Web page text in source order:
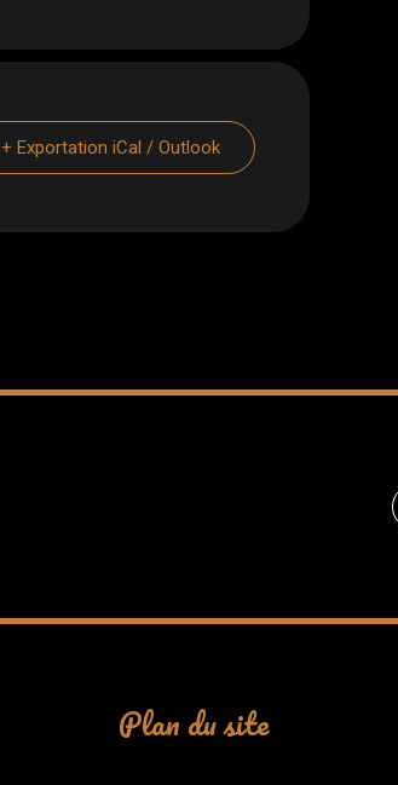
+ Exportation iCal / Outlook
Plan du site